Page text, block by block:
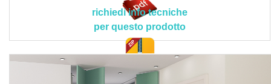
alluminio e dotata di un sistema di regolazione telescopico
che ne agevola la precisione nel montaggio, carrelli
speciali per lo scorrimento orizzontale delle ante
pieghevoli con piastra regolabile, ammortizzatori
ispezionabili e occultati nel binario che rallentano il
movimento delle ante nella fase finale di apertura, coppia
doc. tec.
richiedi info tecniche
per questo prodotto